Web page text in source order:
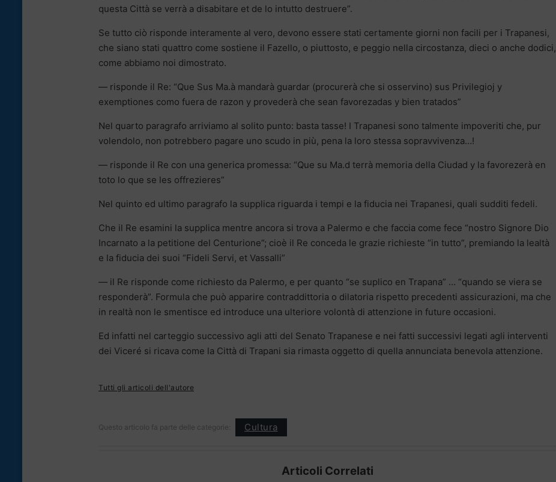
questa Città se verrà a disabitare et de lo intutto destruere”.
Se tutto ciò risponde interamente al vero, devono essere stati certamente giorni non facili per i Trapanesi,
che siano stati quattro come sostiene il Fazello, o piuttosto, e peggio nella circostanza, dieci o anche dodici,
come abbiamo noi dimostrato.
— risponde il Re: “Que Sus Ma.à mandarà guardar (procurerà che si osservino) sus Privilegioj y
exemptiones como fuera de razon y provederà che sean favorezadas y bien tratados”
Nel quarto paragrafo arriviamo al solito punto: basta tasse! I Trapanesi sono talmente impoveriti che, pur
volendolo, non potrebbero pagare uno scudo in più, pena la loro stessa sopravvivenza…!
— risponde il Re con una generica promessa: “Que su Ma.d terrà memoria della Ciudad y la favorezerà en
toto lo que se les offrezieres”
Nel quinto ed ultimo paragrafo la supplica riguarda i tempi e la fiducia nei Trapanesi, quali sudditi fedeli.
Che il Re esamini la supplica mentre ancora si trova a Palermo e che faccia come fece “nostro Signore Dio
Incarnato a la petitione del Centurione”; cioè il Re conceda le grazie richieste “in tutto”, premiando la lealtà
e la fiducia dei suoi “Fideli Servi, et Vassalli”
— il Re risponde come richiesto da Palermo, e per quanto “se suplico en Trapana” … “quando se viera se
responderà”. Formula che può apparire contraddittoria o dilatoria rispetto precedenti assicurazioni, ma che
in realtà non le smentisce ed introduce una ulteriore volontà di attenzione in future occasioni.
Ed infatti nel carteggio successivo agli atti del Senato Trapanese e nei fatti successivi legati agli interventi
dei Viceré si ricava come la Città di Trapani sia rimasta oggetto di quella annunciata benevola attenzione.
Tutti gli articoli dell'autore
Questo articolo fa parte delle categorie: Cultura
Articoli Correlati